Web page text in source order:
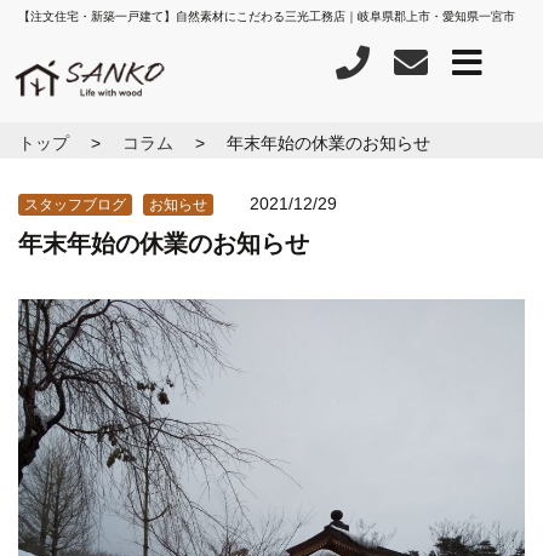
【注文住宅・新築一戸建て】自然素材にこだわる三光工務店｜岐阜県郡上市・愛知県一宮市
トップ コラム 年末年始の休業のお知らせ
スタッフブログ お知らせ 2021/12/29
年末年始の休業のお知らせ